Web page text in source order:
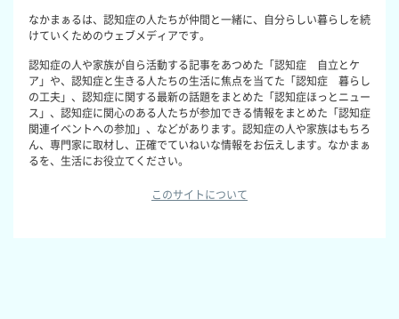
なかまぁるは、認知症の人たちが仲間と一緒に、自分らしい暮らしを続
けていくためのウェブメディアです。
認知症の人や家族が自ら活動する記事をあつめた「認知症 自立とケ
ア」や、認知症と生きる人たちの生活に焦点を当てた「認知症 暮らし
の工夫」、認知症に関する最新の話題をまとめた「認知症ほっとニュー
ス」、認知症に関心のある人たちが参加できる情報をまとめた「認知症
関連イベントへの参加」、などがあります。認知症の人や家族はもちろ
ん、専門家に取材し、正確でていねいな情報をお伝えします。なかまぁ
るを、生活にお役立てください。
このサイトについて